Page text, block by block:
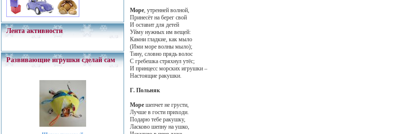
Лента активности
Развивающие игрушки сделай сам
Море, утренней волной,
Принесёт на берег свой
И оставит для детей
Уйму нужных им вещей:
Камни гладкие, как мыло
(Ими море волны мыло);
Тину, словно прядь волос
С гребешка стряхнул утёс;
И принцесс морских игрушки –
Настоящие ракушки.
Г. Польняк
Море шепчет не грусти,
Лучше в гости приходи.
Подарю тебе ракушку,
Ласково шепну на ушко,